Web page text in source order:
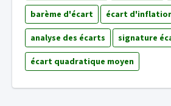
barème d'écart écart
analyse des écarts signature
écart quadratique moyen